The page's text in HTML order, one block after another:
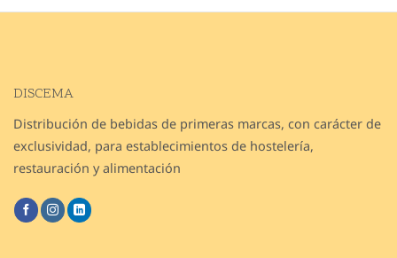
DISCEMA
Distribución de bebidas de primeras marcas, con carácter de
exclusividad, para establecimientos de hostelería,
restauración y alimentación